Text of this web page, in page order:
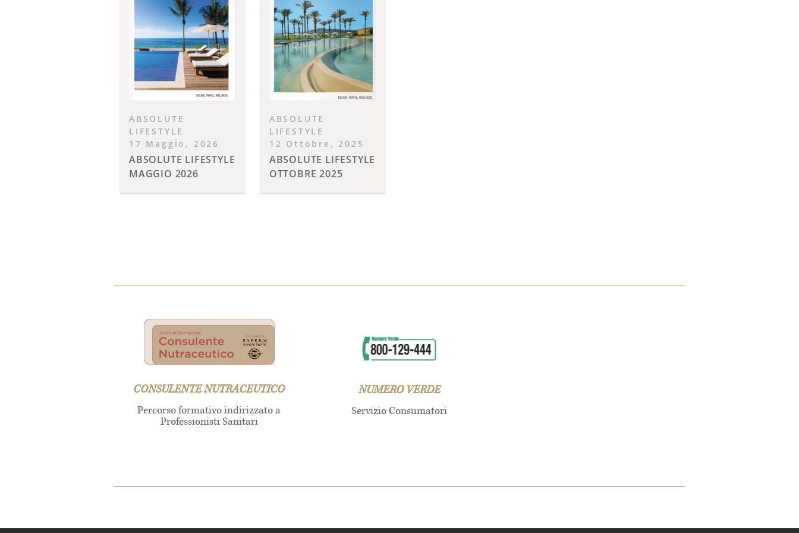
ABSOLUTE
LIFESTYLE
17 Maggio, 2026
ABSOLUTE LIFESTYLE
MAGGIO 2026
ABSOLUTE
LIFESTYLE
12 Ottobre, 2025
ABSOLUTE LIFESTYLE
OTTOBRE 2025
CONSULENTE NUTRACEUTICO
Percorso formativo indirizzato a
Professionisti Sanitari
NUMERO VERDE
Servizio Consumatori